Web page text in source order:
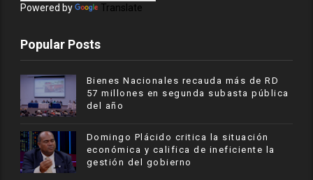
Powered by Translate
Popular Posts
Bienes Nacionales recauda más de RD
57 millones en segunda subasta pública
del año
​Domingo Plácido critica la situación
económica y califica de ineficiente la
gestión del gobierno